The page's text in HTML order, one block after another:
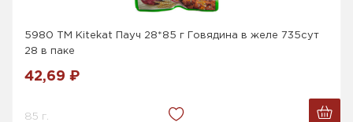
5980 ТМ Kitekat Пауч 28*85 г Говядина в желе 735сут
28 в паке
42,69 ₽
85 г.